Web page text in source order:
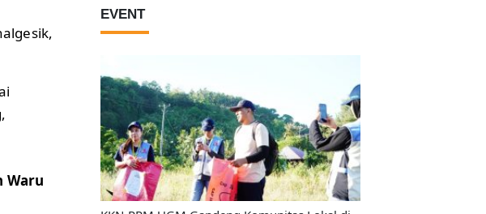
Waru
EVENT